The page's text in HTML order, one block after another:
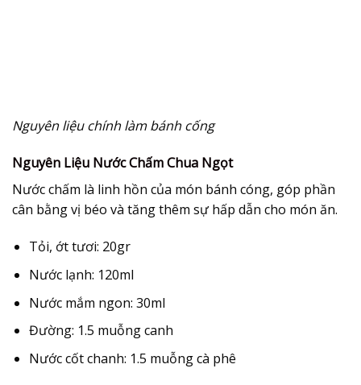
Nguyên liệu chính làm bánh cống
Nguyên Liệu Nước Chấm Chua Ngọt
Nước chấm là linh hồn của món bánh cóng, góp phần
cân bằng vị béo và tăng thêm sự hấp dẫn cho món ăn.
Tỏi, ớt tươi: 20gr
Nước lạnh: 120ml
Nước mắm ngon: 30ml
Đường: 1.5 muỗng canh
Nước cốt chanh: 1.5 muỗng cà phê